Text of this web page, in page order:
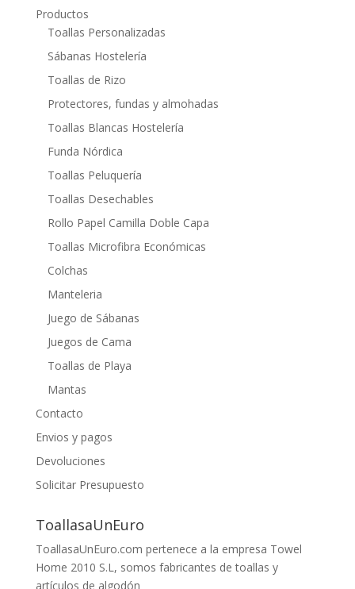
Productos
Toallas Personalizadas
Sábanas Hostelería
Toallas de Rizo
Protectores, fundas y almohadas
Toallas Blancas Hostelería
Funda Nórdica
Toallas Peluquería
Toallas Desechables
Rollo Papel Camilla Doble Capa
Toallas Microfibra Económicas
Colchas
Manteleria
Juego de Sábanas
Juegos de Cama
Toallas de Playa
Mantas
Contacto
Envios y pagos
Devoluciones
Solicitar Presupuesto
ToallasaUnEuro
ToallasaUnEuro.com pertenece a la empresa Towel
Home 2010 S.L, somos fabricantes de toallas y
artículos de algodón